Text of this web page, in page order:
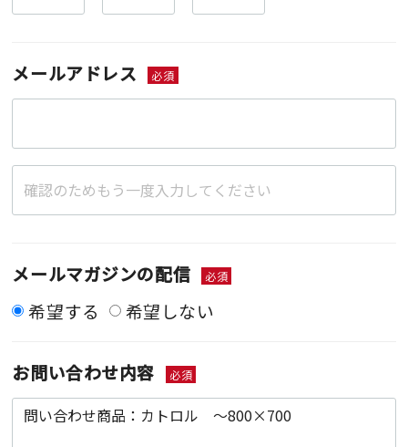
メールアドレス 必須
メールマガジンの配信 必須
希望する 希望しない
お問い合わせ内容 必須